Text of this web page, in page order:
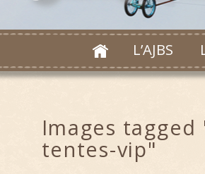
L’AJBS
Images
tentes-vip"